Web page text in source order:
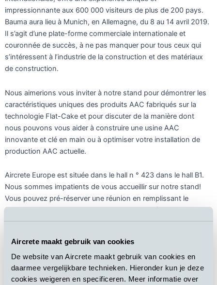
Aircrete maakt gebruik van cookies
De website van Aircrete maakt gebruik van cookies en
daarmee vergelijkbare technieken. Hieronder kun je deze
cookies weigeren en specificeren. Meer informatie over
impressionnante aux 600 000 visiteurs de plus de 200 pays.
Bauma aura lieu à Munich, en Allemagne, du 8 au 14 avril 2019.
Il s’agit d’une plate-forme commerciale internationale et
couronnée de succès, à ne pas manquer pour tous ceux qui
s’intéressent à l’industrie de la construction et des matériaux
de construction.
Nous aimerions vous inviter à notre stand pour démontrer les
caractéristiques uniques des produits AAC fabriqués sur la
technologie Flat-Cake et pour discuter de la manière dont
nous pouvons vous aider à construire une usine AAC
innovante et clé en main ou à optimiser votre installation de
production AAC actuelle.
Aircrete Europe est située dans le hall n ° 423 dans le hall B1.
Nous sommes impatients de vous accueillir sur notre stand!
Vous pouvez pré-réserver une réunion en remplissant le
formulaire ci-dessous. Cependant, vous êtes également les
bienvenus.